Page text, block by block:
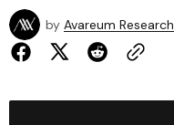
by Avareum Research